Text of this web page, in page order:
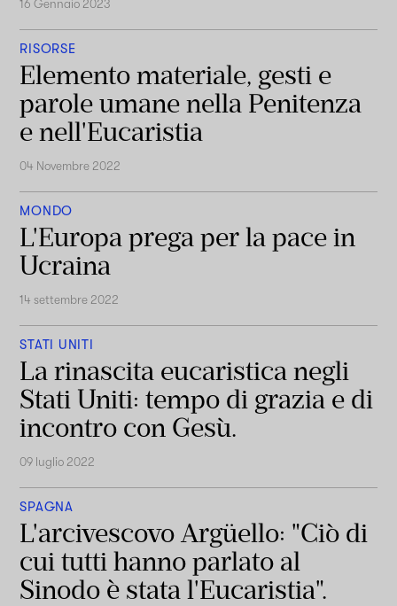
16 Gennaio 2023
RISORSE
Elemento materiale, gesti e
parole umane nella Penitenza
e nell'Eucaristia
04 Novembre 2022
MONDO
L'Europa prega per la pace in
Ucraina
14 settembre 2022
STATI UNITI
La rinascita eucaristica negli
Stati Uniti: tempo di grazia e di
incontro con Gesù.
09 luglio 2022
SPAGNA
L'arcivescovo Argüello: "Ciò di
cui tutti hanno parlato al
Sinodo è stata l'Eucaristia".